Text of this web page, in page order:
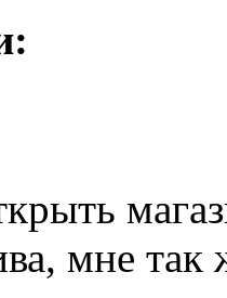
мне